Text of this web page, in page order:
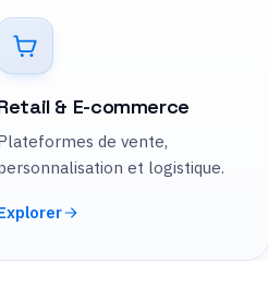
& E-commerce
de vente,
et logistique.